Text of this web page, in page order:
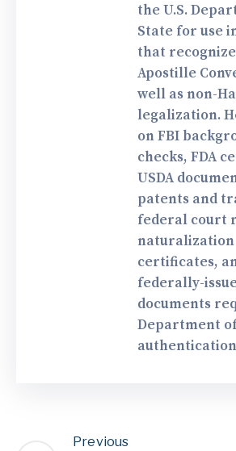
the U.S.
State for use
that
Apostille
well as non-
legalization.
on FBI
checks, FDA
USDA
patents and
federal court
naturalization
certificates,
federally-
documents
Department
Previous